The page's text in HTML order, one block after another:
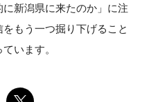
新潟県に来たのか」に注
もう一つ掘り下げること
います。